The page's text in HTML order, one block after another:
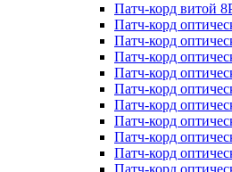
Патч-корд витой
Патч-корд
Патч-корд
Патч-корд
Патч-корд
Патч-корд
Патч-корд
Патч-корд
Патч-корд
Патч-корд
Патч-корд